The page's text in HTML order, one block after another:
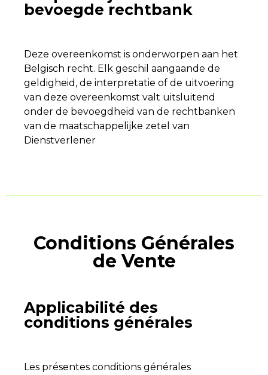
bevoegde rechtbank
Deze overeenkomst is onderworpen aan het
Belgisch recht. Elk geschil aangaande de
geldigheid, de interpretatie of de uitvoering
van deze overeenkomst valt uitsluitend
onder de bevoegdheid van de rechtbanken
van de maatschappelijke zetel van
Dienstverlener
Conditions Générales
de Vente
Applicabilité des
conditions générales
Les présentes conditions générales